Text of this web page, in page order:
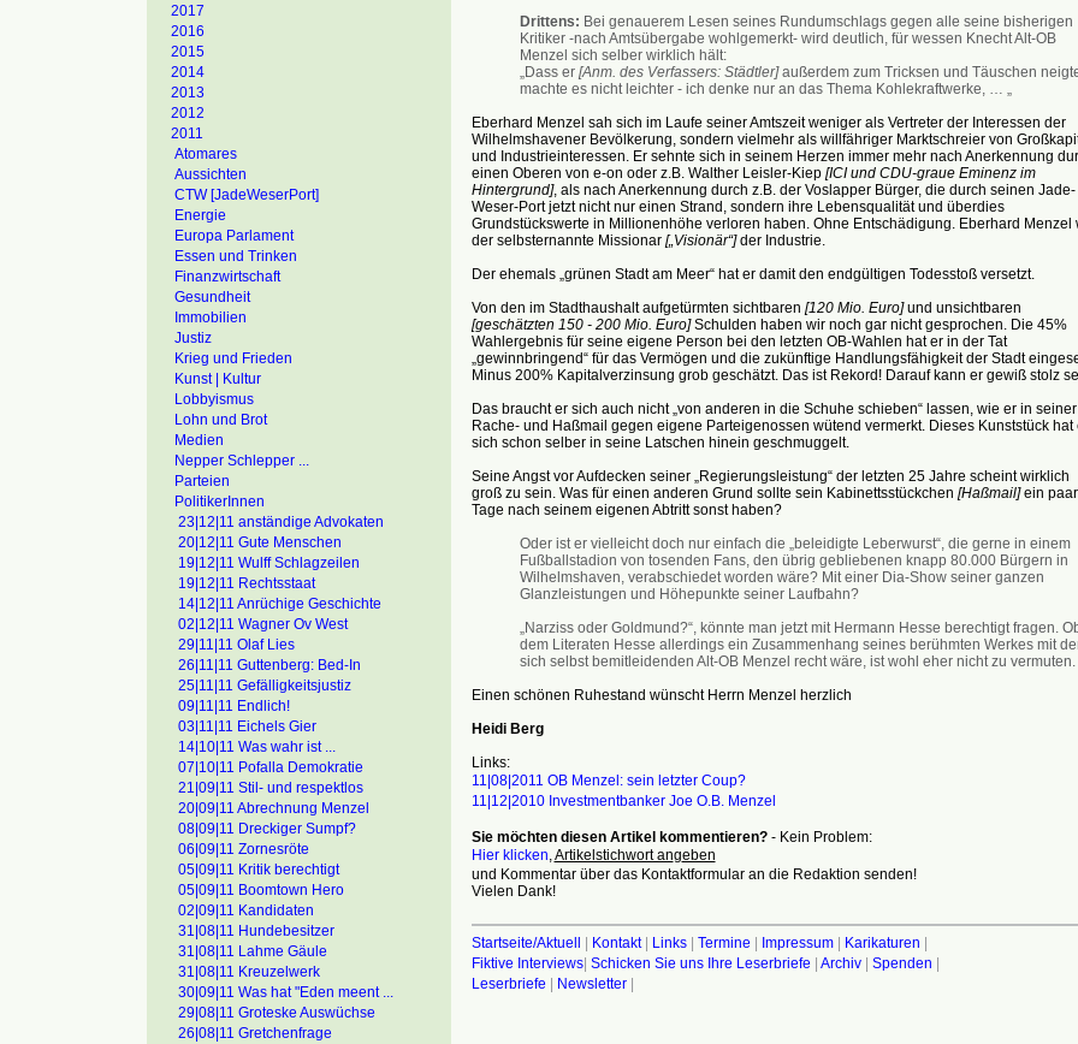
2017
2016
2015
2014
2013
2012
2011
Atomares
Aussichten
CTW [JadeWeserPort]
Energie
Europa Parlament
Essen und Trinken
Finanzwirtschaft
Gesundheit
Immobilien
Justiz
Krieg und Frieden
Kunst | Kultur
Lobbyismus
Lohn und Brot
Medien
Nepper Schlepper ...
Parteien
PolitikerInnen
23|12|11 anständige Advokaten
20|12|11 Gute Menschen
19|12|11 Wulff Schlagzeilen
19|12|11 Rechtsstaat
14|12|11 Anrüchige Geschichte
02|12|11 Wagner Ov West
29|11|11 Olaf Lies
26|11|11 Guttenberg: Bed-In
25|11|11 Gefälligkeitsjustiz
09|11|11 Endlich!
03|11|11 Eichels Gier
14|10|11 Was wahr ist ...
07|10|11 Pofalla Demokratie
21|09|11 Stil- und respektlos
20|09|11 Abrechnung Menzel
08|09|11 Dreckiger Sumpf?
06|09|11 Zornesröte
05|09|11 Kritik berechtigt
05|09|11 Boomtown Hero
02|09|11 Kandidaten
31|08|11 Hundebesitzer
31|08|11 Lahme Gäule
31|08|11 Kreuzelwerk
30|09|11 Was hat "Eden meent ...
29|08|11 Groteske Auswüchse
26|08|11 Gretchenfrage
Drittens: Bei genauerem Lesen seines Rundumschlags gegen alle seine bisherigen
Kritiker -nach Amtsübergabe wohlgemerkt- wird deutlich, für wessen Knecht Alt-OB
Menzel sich selber wirklich hält:
„Dass er [Anm. des Verfassers: Städtler]außerdem zum Tricksen und Täuschen
machte es nicht leichter - ich denke nur an das Thema Kohlekraftwerke, … „
Eberhard Menzel sah sich im Laufe seiner Amtszeit weniger als Vertreter der Interessen der
Wilhelmshavener Bevölkerung, sondern vielmehr als willfähriger Marktschreier von
und Industrieinteressen. Er sehnte sich in seinem Herzen immer mehr nach Anerkennung
einen Oberen von e-on oder z.B. Walther Leisler-Kiep [ICI und CDU-graue Eminenz im
Hintergrund], als nach Anerkennung durch z.B. der Voslapper Bürger, die durch seinen Jade-
Weser-Port jetzt nicht nur einen Strand, sondern ihre Lebensqualität und überdies
Grundstückswerte in Millionenhöhe verloren haben. Ohne Entschädigung. Eberhard Menzel
der selbsternannte Missionar[„Visionär“]der Industrie.
Der ehemals „grünen Stadt am Meer“ hat er damit den endgültigen Todesstoß versetzt.
Von den im Stadthaushalt aufgetürmten sichtbaren [120 Mio. Euro]und unsichtbaren
[geschätzten 150 - 200 Mio. Euro]Schulden haben wir noch gar nicht gesprochen. Die 45%
Wahlergebnis für seine eigene Person bei den letzten OB-Wahlen hat er in der Tat
„gewinnbringend“ für das Vermögen und die zukünftige Handlungsfähigkeit der Stadt
Minus 200% Kapitalverzinsung grob geschätzt. Das ist Rekord! Darauf kann er gewiß stolz
Das braucht er sich auch nicht „von anderen in die Schuhe schieben“ lassen, wie er in seiner
Rache- und Haßmail gegen eigene Parteigenossen wütend vermerkt. Dieses Kunststück hat
sich schon selber in seine Latschen hinein geschmuggelt.
Seine Angst vor Aufdecken seiner „Regierungsleistung“ der letzten 25 Jahre scheint wirklich
groß zu sein. Was für einen anderen Grund sollte sein Kabinettsstückchen [Haßmail]ein paar
Tage nach seinem eigenen Abtritt sonst haben?
Oder ist er vielleicht doch nur einfach die „beleidigte Leberwurst“, die gerne in einem
Fußballstadion von tosenden Fans, den übrig gebliebenen knapp 80.000 Bürgern in
Wilhelmshaven, verabschiedet worden wäre? Mit einer Dia-Show seiner ganzen
Glanzleistungen und Höhepunkte seiner Laufbahn?
„Narziss oder Goldmund?“, könnte man jetzt mit Hermann Hesse berechtigt fragen.
dem Literaten Hesse allerdings ein Zusammenhang seines berühmten Werkes mit
sich selbst bemitleidenden Alt-OB Menzel recht wäre, ist wohl eher nicht zu vermuten.
Einen schönen Ruhestand wünscht Herrn Menzel herzlich
Heidi Berg
Links:
11|08|2011 OB Menzel: sein letzter Coup?
11|12|2010 Investmentbanker Joe O.B. Menzel
Sie möchten diesen Artikel kommentieren? - Kein Problem:
Hier klicken,Artikelstichwort angeben
und Kommentar über das Kontaktformular an die Redaktion senden!
Vielen Dank!
Startseite/Aktuell | Kontakt| Links| Termine | Impressum| Karikaturen |
Fiktive Interviews| Schicken Sie uns Ihre Leserbriefe | Archiv| Spenden |
Leserbriefe | Newsletter|